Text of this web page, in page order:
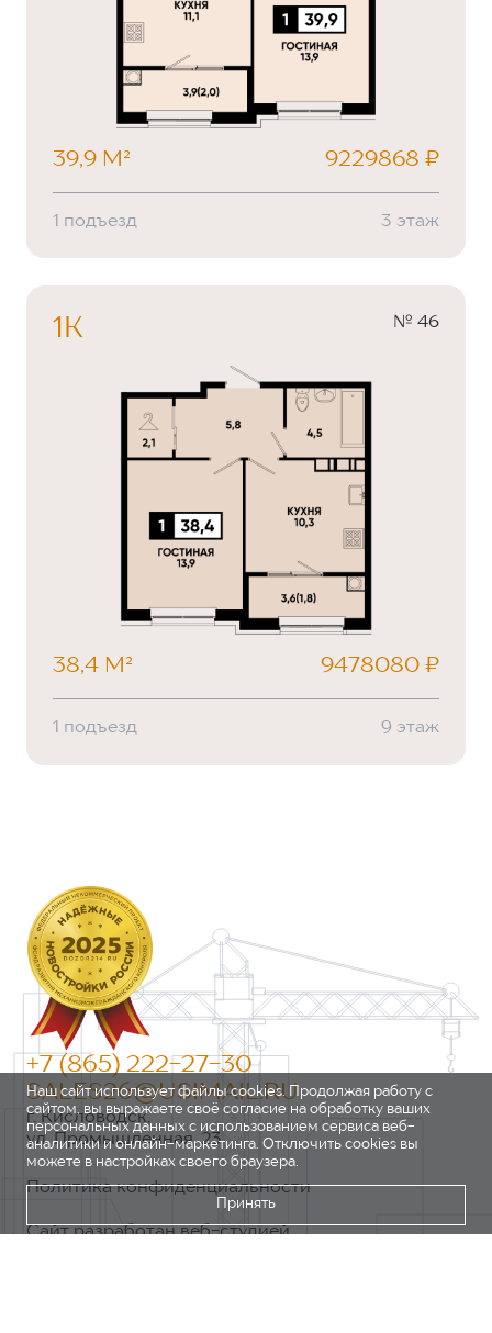
39,9 М² 9229868 ₽
1 подъезд 3 этаж
1К № 46
38,4 М² 9478080 ₽
1 подъезд 9 этаж
+7 (865) 222-27-30
SALES26@USIMAIL.RU
г. Кисловодск,
ул. Промышленная, 23
Политика конфиденциальности
Сайт разработан веб-студией
Наш сайт использует файлы cookies. Продолжая работу с
сайтом, вы выражаете своё согласие на обработку ваших
персональных данных с использованием сервиса веб-
аналитики и онлайн-маркетинга. Отключить cookies вы
можете в настройках своего браузера.
Принять